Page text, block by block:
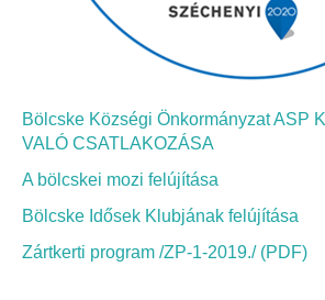
HIVATAL
Szervezeti felépítés
Dokumentumok
Nyomtatványok
Szabályzatok
Bölcske Községi Önkormányzat ASP
VALÓ CSATLAKOZÁSA
A bölcskei mozi felújítása
Bölcske Idősek Klubjának felújítása
Zártkerti program /ZP-1-2019./ (PDF)